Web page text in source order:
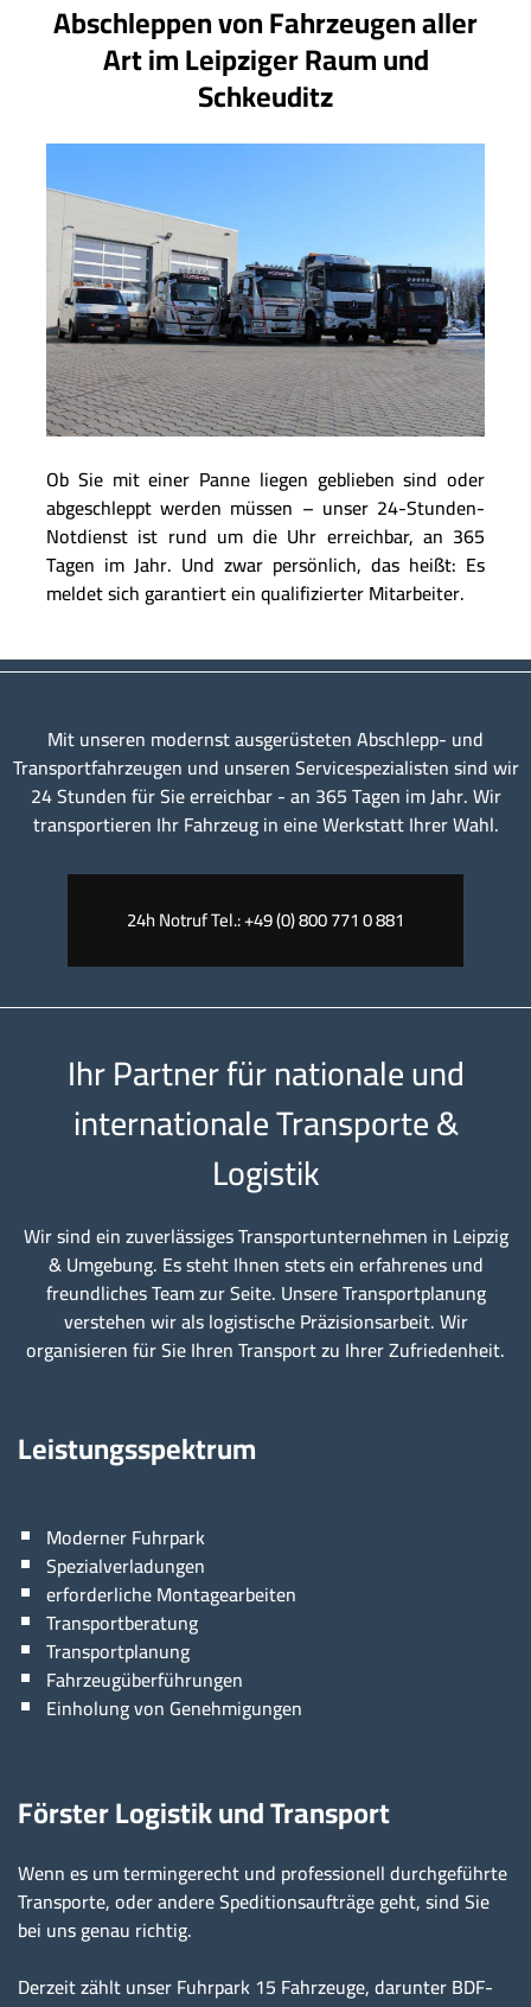
Abschleppen von Fahrzeugen aller
Art im Leipziger Raum und
Schkeuditz
Ob Sie mit einer Panne liegen geblieben sind oder
abgeschleppt werden müssen – unser 24-Stunden-
Notdienst ist rund um die Uhr erreichbar, an 365
Tagen im Jahr. Und zwar persönlich, das heißt: Es
meldet sich garantiert ein qualifizierter Mitarbeiter.
Mit unseren modernst ausgerüsteten Abschlepp- und
Transportfahrzeugen und unseren Servicespezialisten sind wir
24 Stunden für Sie erreichbar - an 365 Tagen im Jahr. Wir
transportieren Ihr Fahrzeug in eine Werkstatt Ihrer Wahl.
24h Notruf Tel.: +49 (0) 800 771 0 881
Ihr Partner für nationale und
internationale Transporte &
Logistik
Wir sind ein zuverlässiges Transportunternehmen in Leipzig
& Umgebung. Es steht Ihnen stets ein erfahrenes und
freundliches Team zur Seite. Unsere Transportplanung
verstehen wir als logistische Präzisionsarbeit. Wir
organisieren für Sie Ihren Transport zu Ihrer Zufriedenheit.
Leistungsspektrum
Moderner Fuhrpark
Spezialverladungen
erforderliche Montagearbeiten
Transportberatung
Transportplanung
Fahrzeugüberführungen
Einholung von Genehmigungen
Förster Logistik und Transport
Wenn es um termingerecht und professionell durchgeführte
Transporte, oder andere Speditionsaufträge geht, sind Sie
bei uns genau richtig.
Derzeit zählt unser Fuhrpark 15 Fahrzeuge, darunter BDF-